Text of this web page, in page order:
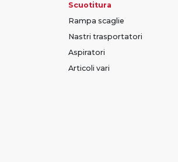
Scuotitura
Rampa scaglie
Nastri trasportatori
Aspiratori
Articoli vari